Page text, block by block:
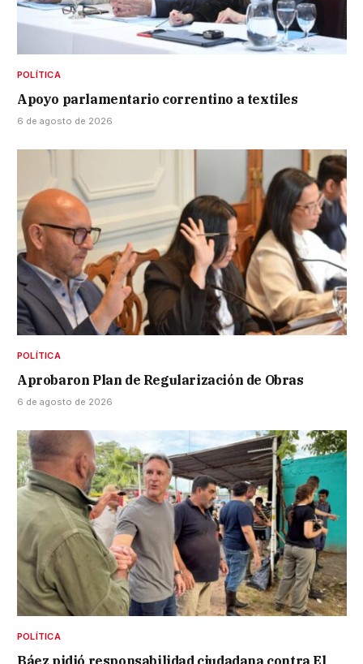
POLÍTICA
Apoyo parlamentario correntino a textiles
6 de agosto de 2026
POLÍTICA
Aprobaron Plan de Regularización de Obras
6 de agosto de 2026
POLÍTICA
Báez pidió responsabilidad ciudadana contra El